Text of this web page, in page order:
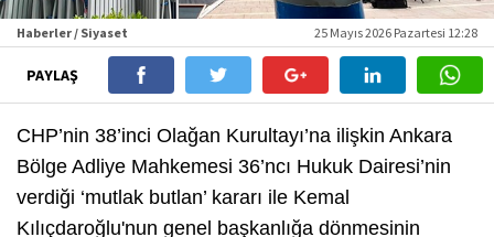
Haberler / Siyaset 25 Mayıs 2026 Pazartesi 12:28
PAYLAŞ
CHP’nin 38’inci Olağan Kurultayı’na ilişkin Ankara
Bölge Adliye Mahkemesi 36’ncı Hukuk Dairesi’nin
verdiği ‘mutlak butlan’ kararı ile Kemal
Kılıçdaroğlu'nun genel başkanlığa dönmesinin